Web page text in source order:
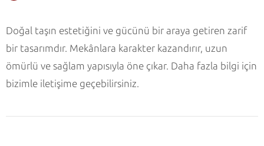
Doğal taşın estetiğini ve gücünü bir araya getiren zarif
bir tasarımdır. Mekânlara karakter kazandırır, uzun
ömürlü ve sağlam yapısıyla öne çıkar. Daha fazla bilgi için
bizimle iletişime geçebilirsiniz.